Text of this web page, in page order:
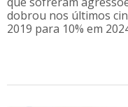
dobrou nos últimos
2019 para 10% em